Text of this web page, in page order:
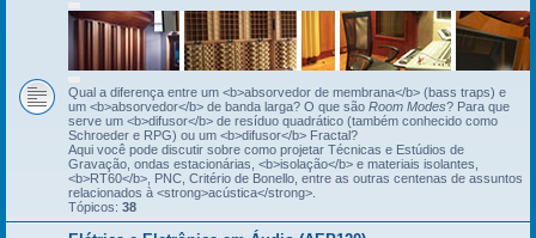
Qual a diferença entre um <b>absorvedor de membrana</b> (bass traps) e
um <b>absorvedor</b> de banda larga? O que são Room Modes? Para que
serve um <b>difusor</b> de resíduo quadrático (também conhecido como
Schroeder e RPG) ou um <b>difusor</b> Fractal?
Aqui você pode discutir sobre como projetar Técnicas e Estúdios de
Gravação, ondas estacionárias, <b>isolação</b> e materiais isolantes,
<b>RT60</b>, PNC, Critério de Bonello, entre as outras centenas de assuntos
relacionados à <strong>acústica</strong>.
Tópicos: 38